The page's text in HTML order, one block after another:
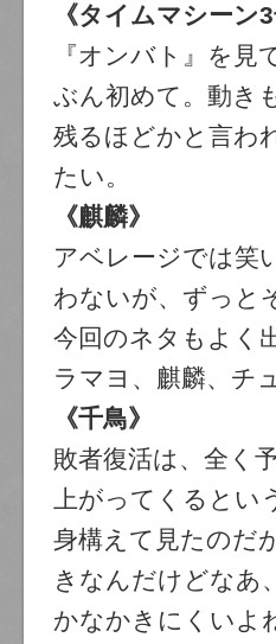
《タイムマシーン3
『オンバト』を
ぶん初めて。動き
残るほどかと言わ
たい。
《麒麟》
アベレージでは笑
わないが、ずっと
今回のネタもよく
ラマヨ、麒麟、チ
《千鳥》
敗者復活は、全く
上がってくるとい
身構えて見たのだ
きなんだけどなあ
かなかきにくいよ